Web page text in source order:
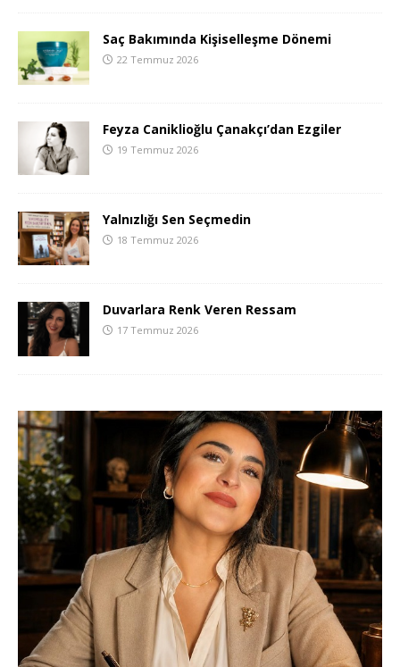
Saç Bakımında Kişiselleşme Dönemi
22 Temmuz 2026
Feyza Caniklioğlu Çanakçı’dan Ezgiler
19 Temmuz 2026
Yalnızlığı Sen Seçmedin
18 Temmuz 2026
Duvarlara Renk Veren Ressam
17 Temmuz 2026